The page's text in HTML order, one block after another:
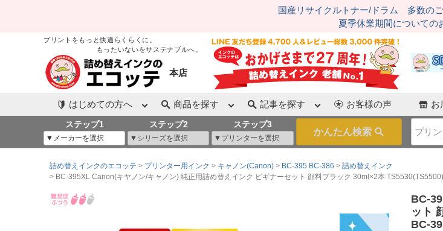
国産リサイクルトナー/ドラム 多数のご
夏季休業期間についての
プリントをもっと快適らくらくに。
もったいないをサステナブルへ。
本店
はじめての方へ 商品を探す 記事を探す お客様の声 お
ステップ1 ステップ2 ステップ3
詰め替えインクのエコッテ プリンター用インク キャノン(Canon) BC-395 BC-386
詰め替えインク
BC-395XL Canon(キヤノン/キャノン) 純正用詰め替えインク ビギナーセット 顔料ブラック 30ml×2本
BC-
ット
BC-